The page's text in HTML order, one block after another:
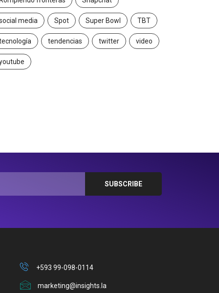
media Spot Super Bowl TBT
tendencias twitter video
+593 99-098-0114
marketing@insights.la